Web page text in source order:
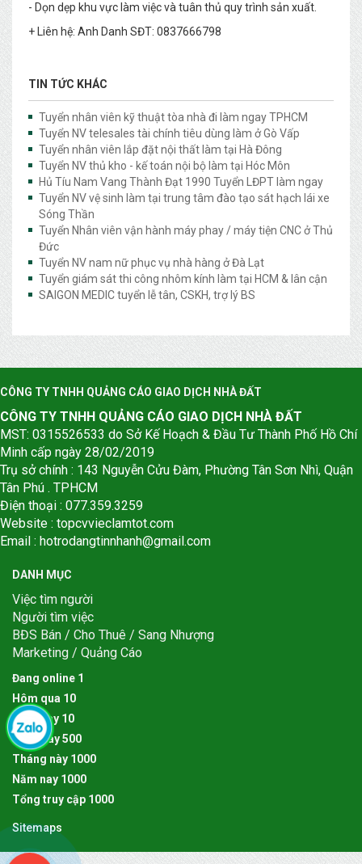
- Dọn dẹp khu vực làm việc và tuân thủ quy trình sản xuất.
+ Liên hệ: Anh Danh SĐT: 0837666798
TIN TỨC KHÁC
Tuyển nhân viên kỹ thuật tòa nhà đi làm ngay TPHCM
Tuyển NV telesales tài chính tiêu dùng làm ở Gò Vấp
Tuyển nhân viên lắp đặt nội thất làm tại Hà Đông
Tuyển NV thủ kho - kế toán nội bộ làm tại Hóc Môn
Hủ Tíu Nam Vang Thành Đạt 1990 Tuyển LĐPT làm ngay
Tuyển NV vệ sinh làm tại trung tâm đào tạo sát hạch lái xe
Sóng Thần
Tuyển Nhân viên vận hành máy phay / máy tiện CNC ở Thủ
Đức
Tuyển NV nam nữ phục vụ nhà hàng ở Đà Lạt
Tuyển giám sát thi công nhôm kính làm tại HCM & lân cận
SAIGON MEDIC tuyển lễ tân, CSKH, trợ lý BS
CÔNG TY TNHH QUẢNG CÁO GIAO DỊCH NHÀ ĐẤT
CÔNG TY TNHH QUẢNG CÁO GIAO DỊCH NHÀ ĐẤT
MST: 0315526533 do Sở Kế Hoạch & Đầu Tư Thành Phố Hồ Chí
Minh cấp ngày 28/02/2019
Trụ sở chính : 143 Nguyễn Cửu Đàm, Phường Tân Sơn Nhì, Quận
Tân Phú . TPHCM
Điện thoại : 077.359.3259
Website : topcvvieclamtot.com
Email : hotrodangtinnhanh@gmail.com
DANH MỤC
Việc tìm người
Người tìm việc
BĐS Bán / Cho Thuê / Sang Nhượng
Marketing / Quảng Cáo
Đang online 1
Hôm qua 10
Hôm nay 10
Tuần này500
Tháng này 1000
Năm nay 1000
Tổng truy cập 1000
Sitemaps